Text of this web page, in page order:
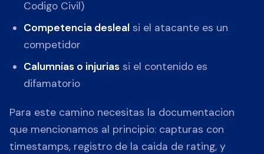
Codigo Civil)
Competencia desleal si el atacante es un
competidor
Calumnias o injurias si el contenido es
difamatorio
Para este camino necesitas la documentacion
que mencionamos al principio: capturas con
timestamps, registro de la caida de rating, y